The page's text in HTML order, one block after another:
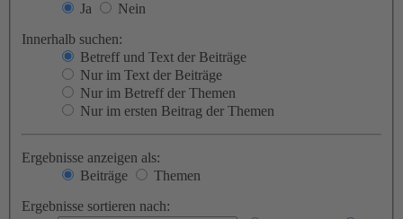
Ja
Nein
Innerhalb suchen:
Betreff und Text der Beiträge
Nur im Text der Beiträge
Nur im Betreff der Themen
Nur im ersten Beitrag der Themen
Ergebnisse anzeigen als:
Beiträge
Themen
Ergebnisse sortieren nach: